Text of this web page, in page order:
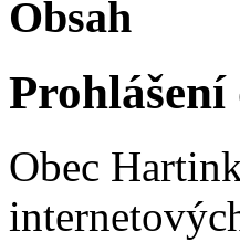
Obsah
Obec